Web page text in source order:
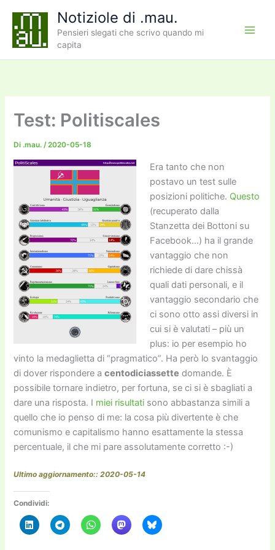
contenuto
Notiziole di .mau.
Pensieri slegati che scrivo quando mi
capita
Test: Politiscales
Di .mau./2020-05-18
Era tanto che non
postavo un test sulle
posizioni politiche. Questo
(recuperato dalla
Stanzetta dei Bottoni su
Facebook…) ha il grande
vantaggio che non
richiede di dare chissà
quali dati personali, e il
vantaggio secondario che
ci sono otto assi diversi in
cui si è valutati – più un
plus: io per esempio ho
vinto la medaglietta di “pragmatico”. Ha però lo svantaggio
di dover rispondere acentodiciassette domande. È
possibile tornare indietro, per fortuna, se ci si è sbagliati a
dare una risposta. I miei risultati sono abbastanza simili a
quello che io penso di me: la cosa più divertente è che
comunismo e capitalismo hanno esattamente la stessa
percentuale, il che mi pare assolutamente corretto :-)
Ultimo aggiornamento:: 2020-05-14
Condividi: